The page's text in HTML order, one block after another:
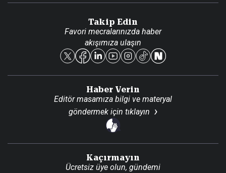
Reklam Ver
Takip Edin
Favori mecralarınızda haber
akışımıza ulaşın
Haber Verin
Editör masamıza bilgi ve materyal
göndermek için tıklayın
Kaçırmayın
Ücretsiz üye olun, gündemi